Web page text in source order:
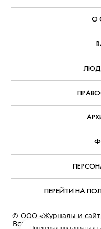
Продолжая пользоваться
О
ПЕРЕЙТИ НА
© ООО «Журналы и
Все права защищены.